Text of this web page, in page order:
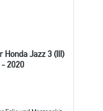
Jazz 3 (III)
- 2020